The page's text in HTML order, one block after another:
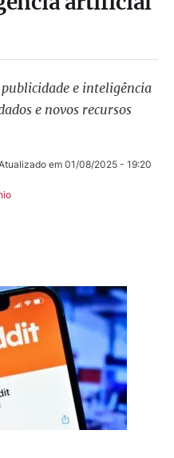
e inteligência
e novos recursos
em 01/08/2025 - 19:20